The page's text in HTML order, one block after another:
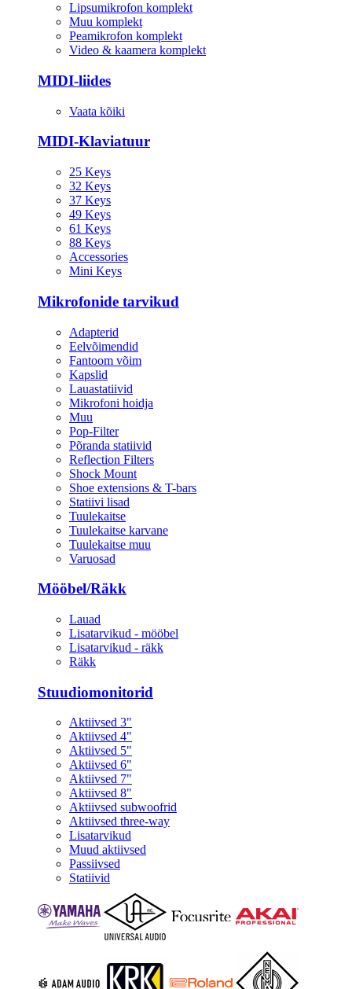
Lipsumikrofon komplekt
Muu komplekt
Peamikrofon komplekt
Video & kaamera komplekt
MIDI-liides
Vaata kõiki
MIDI-Klaviatuur
25 Keys
32 Keys
37 Keys
49 Keys
61 Keys
88 Keys
Accessories
Mini Keys
Mikrofonide tarvikud
Adapterid
Eelvõimendid
Fantoom võim
Kapslid
Lauastatiivid
Mikrofoni hoidja
Muu
Pop-Filter
Põranda statiivid
Reflection Filters
Shock Mount
Shoe extensions & T-bars
Statiivi lisad
Tuulekaitse
Tuulekaitse karvane
Tuulekaitse muu
Varuosad
Mööbel/Räkk
Lauad
Lisatarvikud - mööbel
Lisatarvikud - räkk
Räkk
Stuudiomonitorid
Aktiivsed 3"
Aktiivsed 4"
Aktiivsed 5"
Aktiivsed 6"
Aktiivsed 7"
Aktiivsed 8"
Aktiivsed subwoofrid
Aktiivsed three-way
Lisatarvikud
Muud aktiivsed
Passiivsed
Statiivid